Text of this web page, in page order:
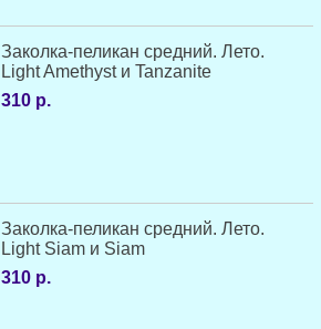
Заколка-пеликан средний. Лето.
Light Amethyst и Tanzanite
310 р.
Заколка-пеликан средний. Лето.
Light Siam и Siam
310 р.